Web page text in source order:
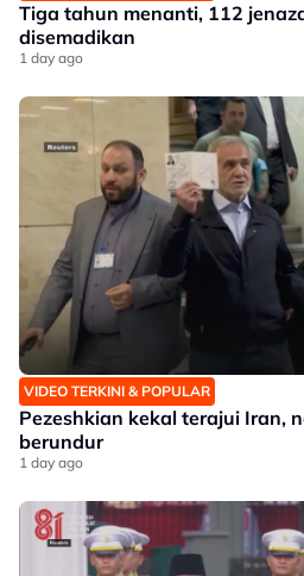
Tiga tahun menanti, 112
disemadikan
1 day ago
VIDEO TERKINI & POPULAR
Pezeshkian kekal terajui Iran,
berundur
1 day ago